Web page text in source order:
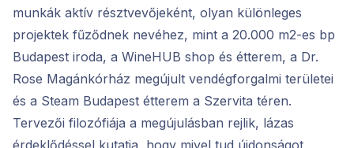
munkák aktív résztvevőjeként, olyan különleges
projektek fűződnek nevéhez, mint a 20.000 m2-es bp
Budapest iroda, a WineHUB shop és étterem, a Dr.
Rose Magánkórház megújult vendégforgalmi területei
és a Steam Budapest étterem a Szervita téren.
Tervezői filozófiája a megújulásban rejlik, lázas